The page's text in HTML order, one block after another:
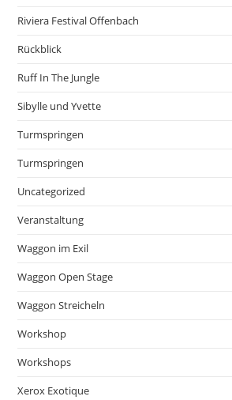
Riviera Festival Offenbach
Rückblick
Ruff In The Jungle
Sibylle und Yvette
Turmspringen
Turmspringen
Uncategorized
Veranstaltung
Waggon im Exil
Waggon Open Stage
Waggon Streicheln
Workshop
Workshops
Xerox Exotique